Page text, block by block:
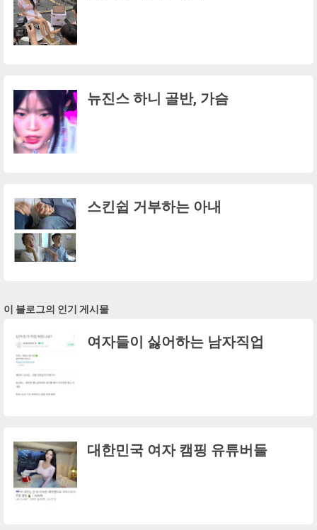
뉴진스 하니 골반, 가슴
스킨쉽 거부하는 아내
이 블로그의 인기 게시물
여자들이 싫어하는 남자직업
대한민국 여자 캠핑 유튜버들